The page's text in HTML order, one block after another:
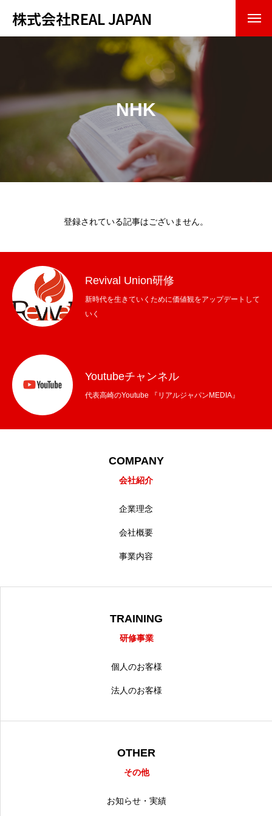
株式会社REAL JAPAN
企業理念
事業内容
NHK
登録されている記事はございません。
Revival Union研修
新時代を生きていくために価値観をアップデートして
いく
Youtubeチャンネル
代表高崎のYoutube 『リアルジャパンMEDIA』
COMPANY
会社紹介
企業理念
会社概要
事業内容
TRAINING
研修事業
個人のお客様
法人のお客様
OTHER
その他
お知らせ・実績